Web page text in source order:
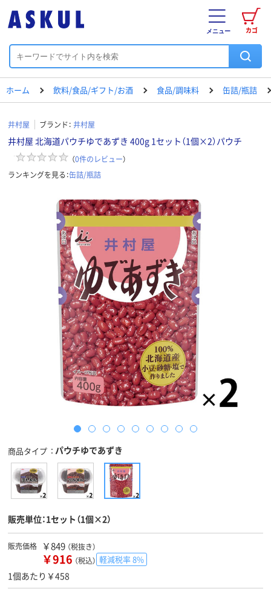
カゴ
メニュー
ホーム 飲料/食品/ギフト/お酒 食品/調味料 缶詰/瓶詰
井村屋 ブランド： 井村屋
井村屋 北海道パウチゆであずき 400g 1セット（1個×2）パウチ
（0件のレビュー）
ランキングを見る：缶詰/瓶詰
商品タイプ パウチゆであずき
販売単位：1セット（1個×2）
販売価格 ￥849 （税抜き）
￥916 （税込） 軽減税率 8%
1個あたり￥458